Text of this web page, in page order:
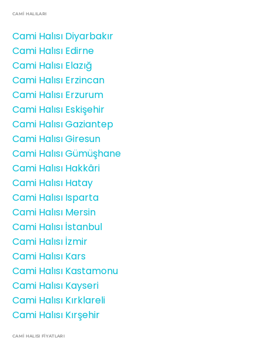
CAMİ HALILARI
Cami Halısı Diyarbakır
Cami Halısı Edirne
Cami Halısı Elazığ
Cami Halısı Erzincan
Cami Halısı Erzurum
Cami Halısı Eskişehir
Cami Halısı Gaziantep
Cami Halısı Giresun
Cami Halısı Gümüşhane
Cami Halısı Hakkâri
Cami Halısı Hatay
Cami Halısı Isparta
Cami Halısı Mersin
Cami Halısı İstanbul
Cami Halısı İzmir
Cami Halısı Kars
Cami Halısı Kastamonu
Cami Halısı Kayseri
Cami Halısı Kırklareli
Cami Halısı Kırşehir
CAMİ HALISI FIYATLARI